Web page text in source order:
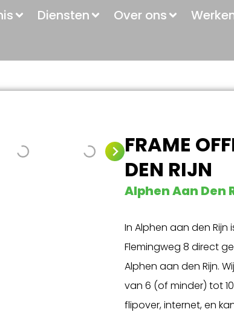
Diensten Over ons
FRAME
DEN RIJN
Alphen Aan Den
In Alphen aan den
Flemingweg 8 direct
Alphen aan den Rijn.
van 6 (of minder) tot
flipover, internet, en